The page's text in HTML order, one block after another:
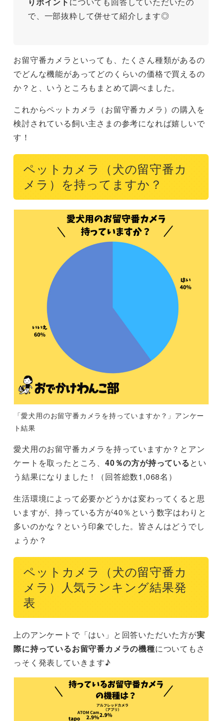
で、一部抜粋して併せて紹介します◎
お留守番カメラといっても、たくさん種類があるの
でどんな機能があってどのくらいの価格で買えるの
か？と、いうところもまとめて調べました。
これからペットカメラ（お留守番カメラ）の購入を
検討されている飼い主さまの参考になれば嬉しいで
す！
ペットカメラ（犬の留守番カ
メラ）を持ってますか？
「愛犬用のお留守番カメラを持っていますか？」アンケー
ト結果
愛犬用のお留守番カメラを持っていますか？とアン
ケートを取ったところ、 40％の方が持っているとい
う結果になりました！（回答総数1,068名）
生活環境によって必要かどうかは変わってくると思
いますが、持っている方が40％という数字はわりと
多いのかな？という印象でした。皆さんはどうでし
ょうか？
ペットカメラ（犬の留守番カ
メラ）人気ランキング結果発
表
上のアンケートで「はい」と回答いただいた方が実
際に持っているお留守番カメラの機種についてもさ
っそく発表していきます♪